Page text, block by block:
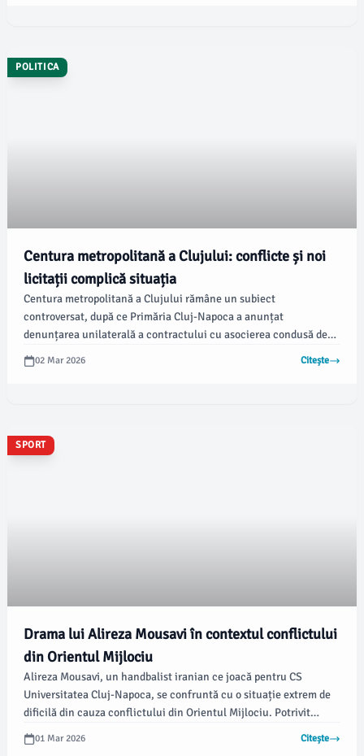
POLITICA
Centura metropolitană a Clujului: conflicte și noi
licitații complică situația
Centura metropolitană a Clujului rămâne un subiect
controversat, după ce Primăria Cluj-Napoca a anunțat
denunțarea unilaterală a contractului cu asocierea condusă de
Dimex și organizarea unei noi licitații pe 19 martie 2026.
Conform stiridecluj.ro, asociația Pro Infrastructură a cerut
02 Mar 2026 Citește
SPORT
Drama lui Alireza Mousavi în contextul conflictului
din Orientul Mijlociu
Alireza Mousavi, un handbalist iranian ce joacă pentru CS
Universitatea Cluj-Napoca, se confruntă cu o situație extrem de
dificilă din cauza conflictului din Orientul Mijlociu. Potrivit
gsp.ro, Mousavi își exprimă îngrijorarea profundă față de soarta
familiei sale aflate în Iran, în timp ce România este concentrată
01 Mar 2026 Citește